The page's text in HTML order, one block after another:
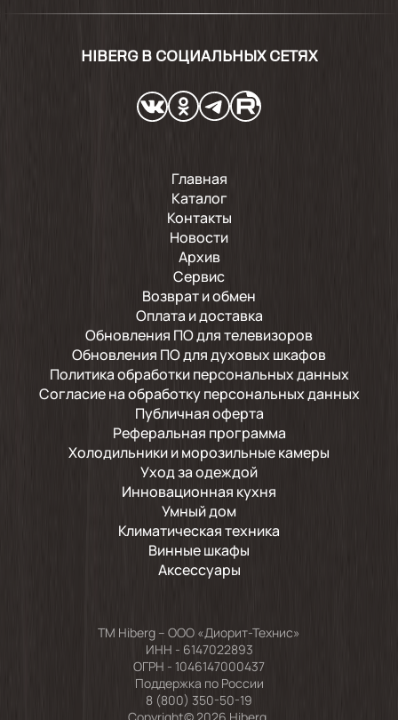
HIBERG В СОЦИАЛЬНЫХ СЕТЯХ
Главная
Каталог
Контакты
Новости
Архив
Сервис
Возврат и обмен
Оплата и доставка
Обновления ПО для телевизоров
Обновления ПО для духовых шкафов
Политика обработки персональных данных
Согласие на обработку персональных данных
Публичная оферта
Реферальная программа
Холодильники и морозильные камеры
Уход за одеждой
Инновационная кухня
Умный дом
Климатическая техника
Винные шкафы
Аксессуары
TM Hiberg – ООО «Диорит-Технис»
ИНН - 6147022893
ОГРН - 1046147000437
Поддержка по России
8 (800) 350-50-19
Copyright© 2026 Hiberg.